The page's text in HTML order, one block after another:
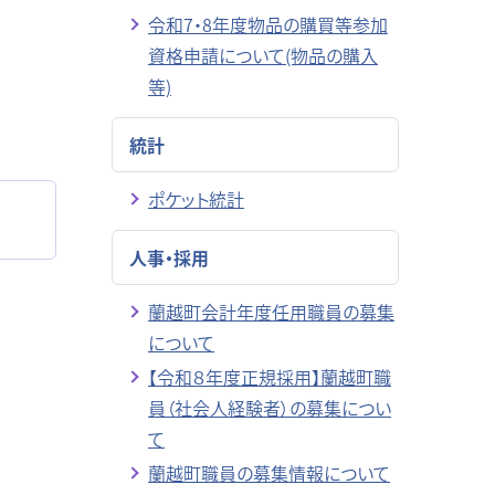
令和7・8年度物品の購買等参加
資格申請について(物品の購入
等)
統計
ポケット統計
人事・採用
蘭越町会計年度任用職員の募集
について
【令和８年度正規採用】蘭越町職
員（社会人経験者）の募集につい
て
蘭越町職員の募集情報について